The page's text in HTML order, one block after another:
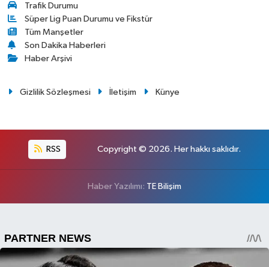
Trafik Durumu
Süper Lig Puan Durumu ve Fikstür
Tüm Manşetler
Son Dakika Haberleri
Haber Arşivi
Gizlilik Sözleşmesi İletişim Künye
RSS Copyright © 2026. Her hakkı saklıdır.
Haber Yazılımı: TE Bilişim